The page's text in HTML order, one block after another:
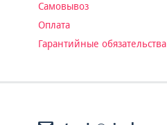
Самовывоз
Оплата
Гарантийные обязательства